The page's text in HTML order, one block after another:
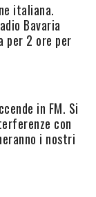
italiana.
Bavaria
per 2 ore per
in FM. Si
con
i nostri